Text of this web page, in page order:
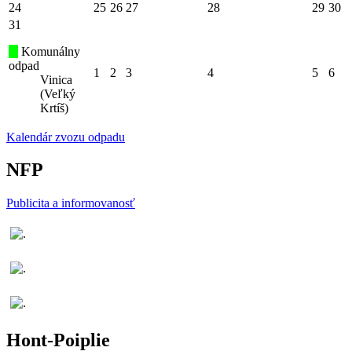
24 25 26 27 28 29 30
31
Komunálny
odpad
Vinica
(Veľký
Krtíš)
1 2 3 4 5 6
Kalendár zvozu odpadu
NFP
Publicita a informovanosť
Hont-Poiplie